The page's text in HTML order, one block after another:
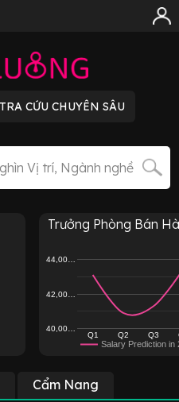
Trưởng Phòng Bán
Salary Prediction in
Q1 Q2 Q3
40,00…
42,00…
44,00…
Cẩm Nang